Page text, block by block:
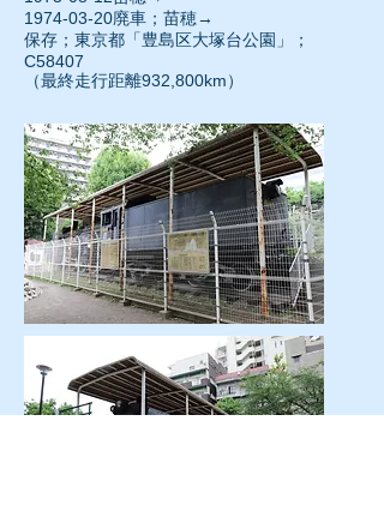
1974-03-20廃車；苗穂→
保存；東京都「豊島区大塚台公園」；
C58407
（最終走行距離932,800km）